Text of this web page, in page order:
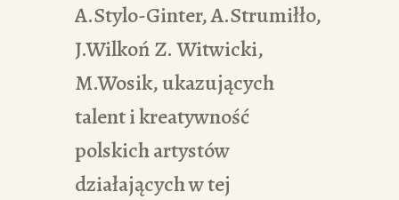
A.Stylo-Ginter, A.Strumiłło,
J.Wilkoń Z. Witwicki,
M.Wosik, ukazujących
talent i kreatywność
polskich artystów
działających w tej